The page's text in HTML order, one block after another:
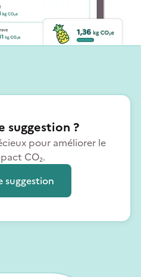
suggestion ?
pour améliorer le
CO₂.
suggestion